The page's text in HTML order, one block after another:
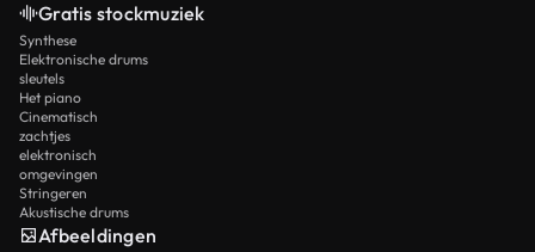
Gratis stockmuziek
Synthese
Elektronische drums
sleutels
Het piano
Cinematisch
zachtjes
elektronisch
omgevingen
Stringeren
Akustische drums
Afbeeldingen